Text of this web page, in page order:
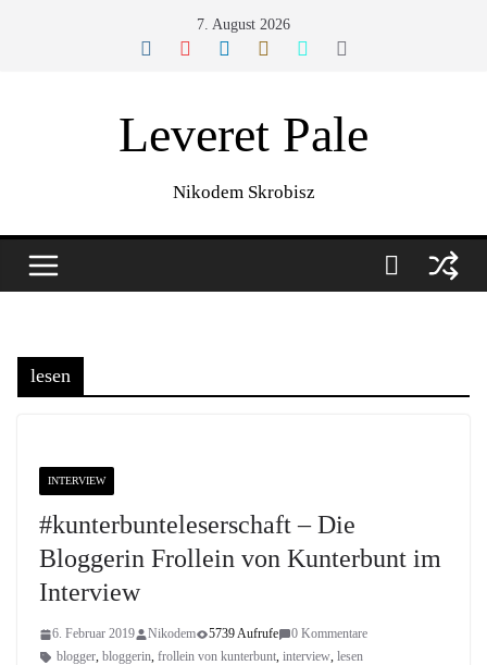
7. August 2026
Leveret Pale
Nikodem Skrobisz
lesen
INTERVIEW
#kunterbunteleserschaft – Die
Bloggerin Frollein von Kunterbunt im
Interview
6. Februar 2019 Nikodem 5739 Aufrufe
0 Kommentare
blogger, bloggerin, frollein von kunterbunt, interview, lesen